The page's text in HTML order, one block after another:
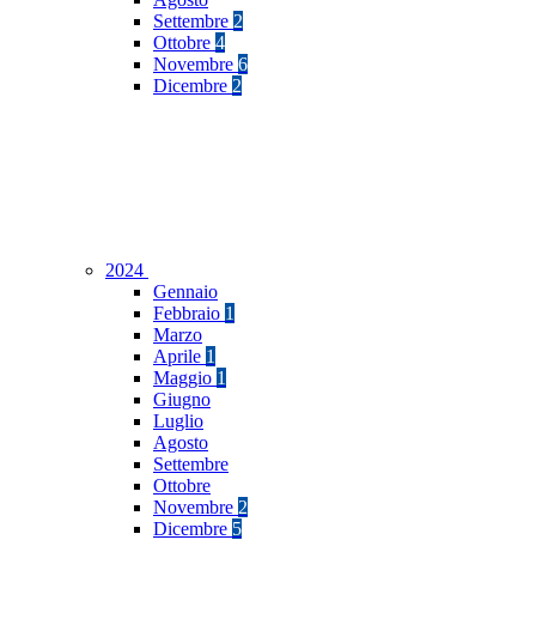
Settembre 2
Ottobre 4
Novembre 6
Dicembre 2
2024
Gennaio
Febbraio 1
Marzo
Aprile 1
Maggio 1
Giugno
Luglio
Agosto
Settembre
Ottobre
Novembre 2
Dicembre 5